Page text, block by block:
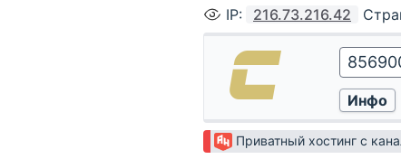
IP: 216.73.216.42
Приватный хостинг с